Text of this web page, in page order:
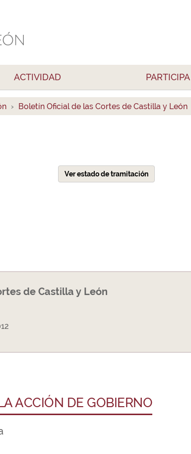
ACTIVIDAD PARTICIPA
Boletín Oficial de las Cortes de Castilla y León
Ver estado de tramitación
de Castilla y León
ACCIÓN DE GOBIERNO